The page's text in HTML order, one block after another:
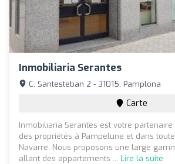
Inmobiliaria Serantes
C. Santesteban 2 - 31015, Pamplona
Carte
Inmobiliaria Serantes est votre
des propriétés à Pampelune et dans
Navarre. Nous proposons une large
allant des appartements ... Lire la suite